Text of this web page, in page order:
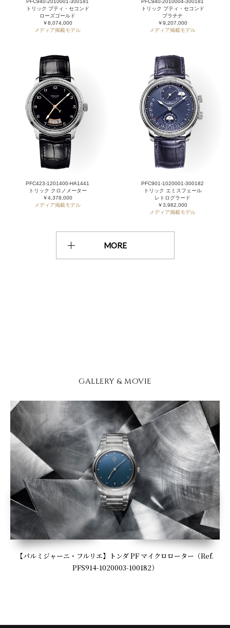
PFC940-2010001-300181
トリック プティ・セコンド
ローズゴールド
￥8,074,000
メディア掲載モデル
PFC940-2010004-300181
トリック プティ・セコンド
プラチナ
￥9,207,000
メディア掲載モデル
PFC423-1201400-HA1441
トリック クロノメーター
￥4,378,000
メディア掲載モデル
PFC901-1020001-300182
トリック エミスフェール
レトログラード
￥3,982,000
メディア掲載モデル
MORE
GALLERY & MOVIE
【パルミジャーニ・フルリエ】トンダ PF マイクロローター（Ref.
PFS914-1020003-100182）